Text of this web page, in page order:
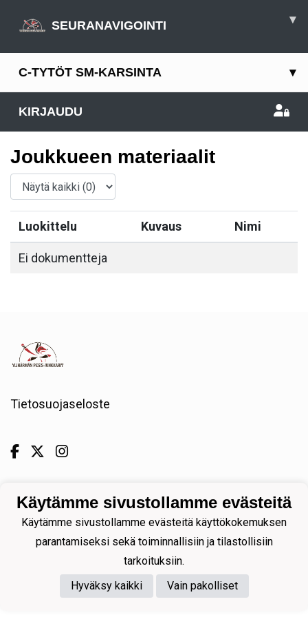
SEURANAVIGOINTI ▾
C-TYTÖT SM-KARSINTA ▾
KIRJAUDU
Joukkueen materiaalit
Luokittelu Kuvaus Nimi
Ei dokumentteja
Tietosuojaseloste
Powered by
Käytämme sivustollamme evästeitä
Käytämme sivustollamme evästeitä käyttökokemuksen
parantamiseksi sekä toiminnallisiin ja tilastollisiin
tarkoituksiin.
Hyväksy kaikki
Vain pakolliset